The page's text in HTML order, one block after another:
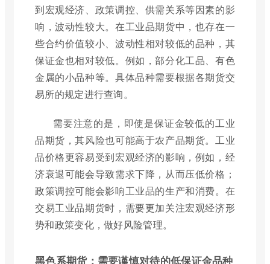
到宏观经济、政策调控、供需关系等因素的影
响，波动性较大。在工业品期货中，也存在一
些合约价值较小、波动性相对较低的品种，其
保证金也相对较低。例如，部分化工品、有色
金属的小品种等。具体品种需要根据各期货交
易所的规定进行查询。
需要注意的是，即使是保证金较低的工业
品期货，其风险也可能高于农产品期货。工业
品价格更容易受到宏观经济的影响，例如，经
济衰退可能会导致需求下降，从而压低价格；
政策调控可能会影响工业品的生产和消费。在
交易工业品期货时，需要更加关注宏观经济形
势和政策变化，做好风险管理。
黑色系期货：需要谨慎对待的低保证金品种